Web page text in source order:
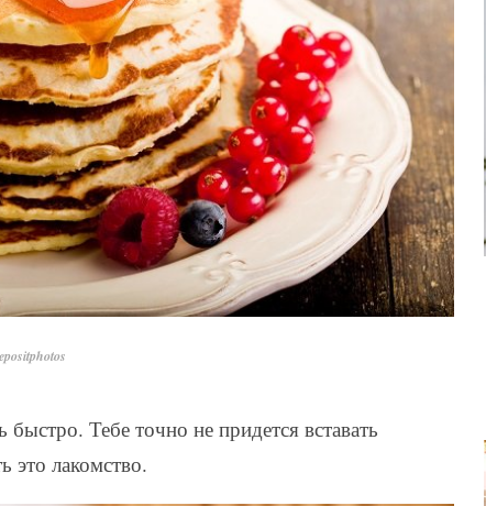
быстро. Тебе точно не придется вставать
это лакомство.